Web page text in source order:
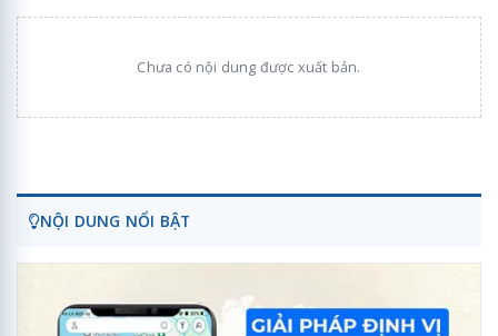
Chưa có nội dung được xuất bản.
NỘI DUNG NỔI BẬT